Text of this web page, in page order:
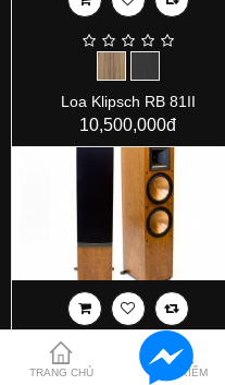
TRANG CHỦ TÌM KIẾM
Loa Klipsch RB 81II
10,500,000đ